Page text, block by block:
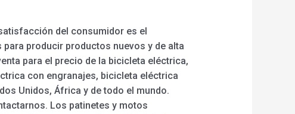
del consumidor es el
producir productos nuevos y de alta
para el precio de la bicicleta eléctrica,
con engranajes, bicicleta eléctrica
Unidos, África y de todo el mundo.
Los patinetes y motos